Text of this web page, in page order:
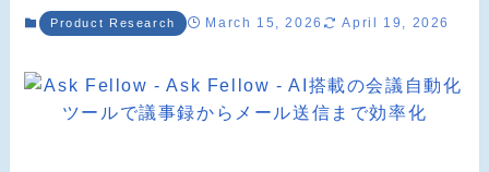
Product Research March 15, 2026 April 19, 2026